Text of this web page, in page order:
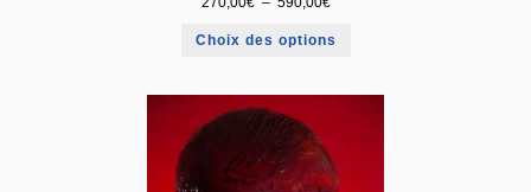
Choix des options